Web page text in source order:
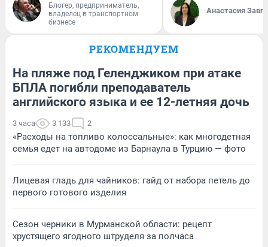
Блогер, предприниматель,
владелец в транспортном
бизнесе
Анастасия
РЕКОМЕНДУЕМ
На пляже под Геленджиком при атаке
БПЛА погибли преподаватель
английского языка и ее 12-летняя дочь
3 часа 3 133 2
«Расходы на топливо колоссальные»: как многодетная
семья едет на автодоме из Барнаула в Турцию — фото
Лицевая гладь для чайников: гайд от набора петель до
первого готового изделия
Сезон черники в Мурманской области: рецепт
хрустящего ягодного штруделя за полчаса